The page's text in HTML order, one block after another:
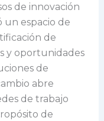
de innovación
un espacio de
de
y oportunidades
de
abre
de trabajo
de